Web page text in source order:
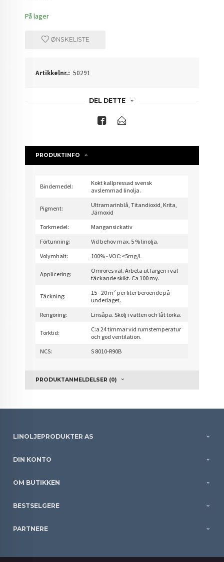
På lager
ØNSKELISTE
Artikkelnr.: 50291
DEL DETTE
PRODUKTINFO
Bindemedel:
Kokt kallpressad svensk
avslemmad linolja.
Pigment:
Ultramarinblå, Titandioxid, Krita,
Järnoxid
Torkmedel:
Mangansickativ
Förtunning:
Vid behov max. 5 % linolja.
Volymhalt:
100% - VOC:<5mg/L
Applicering:
Omröres väl. Arbeta ut färgen i väl
täckande skikt. Ca 100 my.
Täckning:
15 - 20 m² per liter beroende på
underlaget.
Rengöring:
Linsåpa. Skölj i vatten och låt torka.
Torktid:
C:a 24 timmar vid rumstemperatur
och god ventilation.
NCS:
S 8010-R90B
PRODUKTANMELDELSER (0)
LINOLJEPRODUKTER AS
DIN KONTO
OM BUTIKKEN
BESTSELGERE
PARTNERE